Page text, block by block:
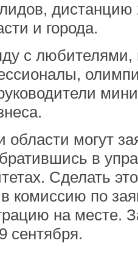
дистанцию
и города.
с любителями,
могут
в
Сделать
комиссию по
на месте.
сентября.